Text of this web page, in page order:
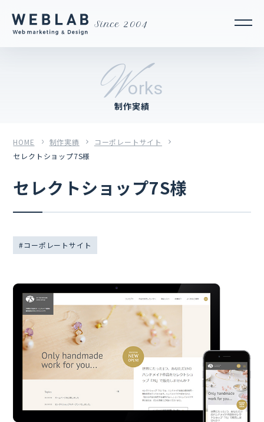
Since 2004
Works
制作実績
HOME 制作実績
コーポレートサイト
セレクトショップ7S様
セレクトショップ7S様
コーポレートサイト